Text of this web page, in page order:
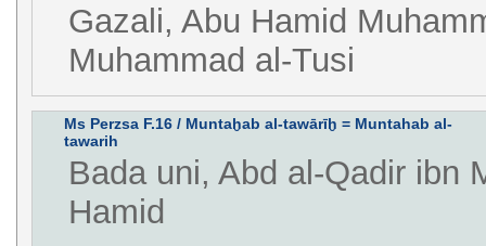
Gazali, Abu Hamid
Muhammad al-Tusi
Ms Perzsa F.16 / Muntaḫab al-tawārīḫ = Muntahab al-
tawarih
Bada uni, Abd al-Qadir ibn
Hamid